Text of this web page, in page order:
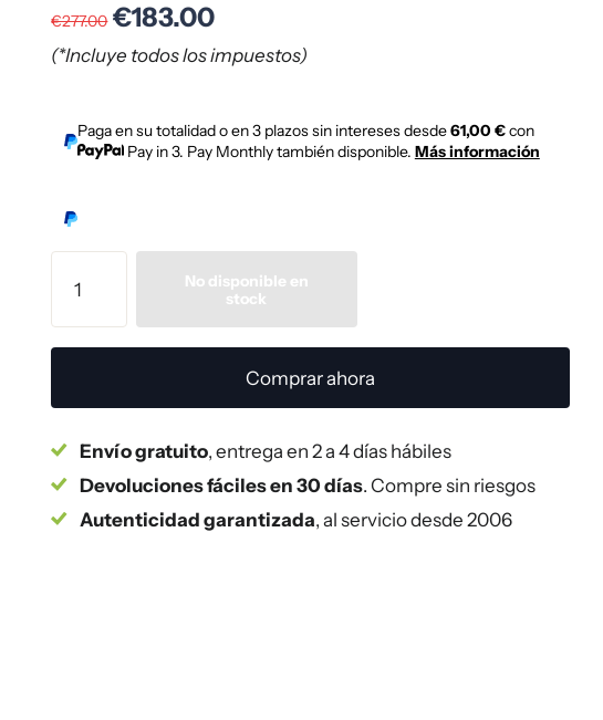
€277.00€183.00
(*Incluye todos los impuestos)
Paga en su totalidad o en 3 plazos sin intereses desde61,00 €con
Pay in 3. Pay Monthly también disponible. Más información
No disponible en
stock
Comprar ahora
Envío gratuito, entrega en 2 a 4 días hábiles
Devoluciones fáciles en 30 días. Compre sin riesgos
Autenticidad garantizada, al servicio desde 2006